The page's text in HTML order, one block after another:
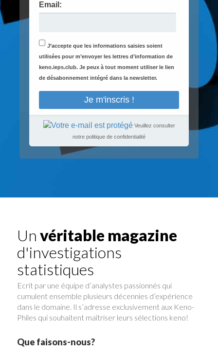
Email:
J’accepte que les informations saisies soient
utilisées pour m’envoyer les lettres d’information de
keno.ieps.club. Je peux à tout moment utiliser le lien
de désabonnement intégré dans la newsletter.
Veuillez consulter
notre politique de confidentialité
Un véritable magazine
d'investigations
statistiques
Ecrit par une équipe d’analystes passionnés qui
cumulent ensemble plusieurs décennies d’expérience
dans le domaine. Il s’adresse exclusivement aux Keno-
Philes qui souhaitent maîtriser leurs sélections keno!
Que faisons-nous?